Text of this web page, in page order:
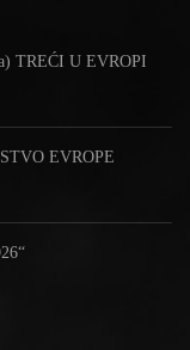
TREĆI U EVROPI
EVROPE